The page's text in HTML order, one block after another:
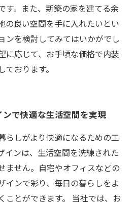
す。また、新築の家を建てる余
の良い空間を手に入れたいとい
ンを検討してみてはいかがでし
に応じて、お手頃な価格で内装
おります。
で快適な生活空間を実現
らしがより快適になるための工
インは、生活空間を洗練された
ません。自宅やオフィスなどの
インで彩り、毎日の暮らしをよ
ことができます。 当社では、お